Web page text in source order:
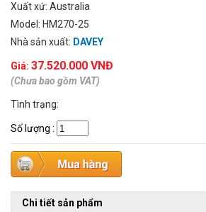
Xuất xứ: Australia
Model: HM270-25
Nhà sản xuất: DAVEY
Giá: 37.520.000 VNĐ
(Chưa bao gồm VAT)
Tình trạng:
Số lượng :
Chi tiết sản phẩm